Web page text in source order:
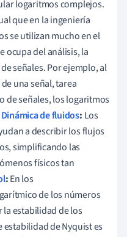
logaritmos complejos.
que en la ingeniería
se utilizan mucho en el
ocupa del análisis, la
señales. Por ejemplo, al
una señal, tarea
de señales, los logaritmos
Dinámica de fluidos: Los
a describir los flujos
simplificando las
físicos tan
:En los
de los números
la estabilidad de los
estabilidad de Nyquist es